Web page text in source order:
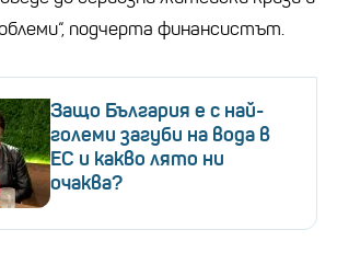
подчерта финансистът.
Защо България е с най-
големи загуби на вода в
ЕС и какво лято ни
очаква?